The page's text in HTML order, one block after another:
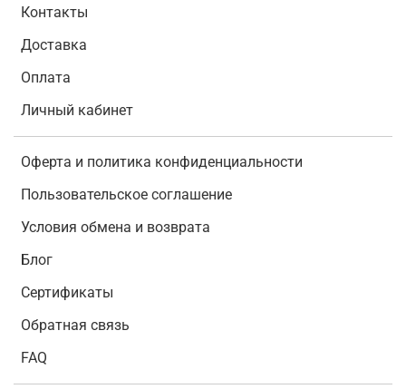
Контакты
Доставка
Оплата
Личный кабинет
Оферта и политика конфиденциальности
Пользовательское соглашение
Условия обмена и возврата
Блог
Сертификаты
Обратная связь
FAQ